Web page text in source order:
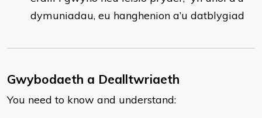
dymuniadau, eu hanghenion a’u datblygiad
Gwybodaeth a Dealltwriaeth
You need to know and understand: